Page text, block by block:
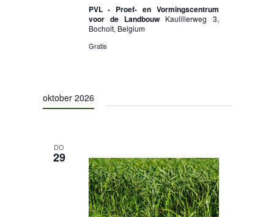
PVL - Proef- en Vormingscentrum
voor de Landbouw Kaulillerweg 3,
Bocholt, Belgium
Gratis
oktober 2026
DO
29